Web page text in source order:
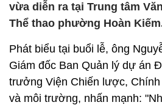
vừa diễn ra tại Trung tâm
Thể thao phường Hoàn
Phát biểu tại buổi lễ, ông
Giám đốc Ban Quản lý dự án
trưởng Viện Chiến lược,
và môi trường, nhấn mạnh: